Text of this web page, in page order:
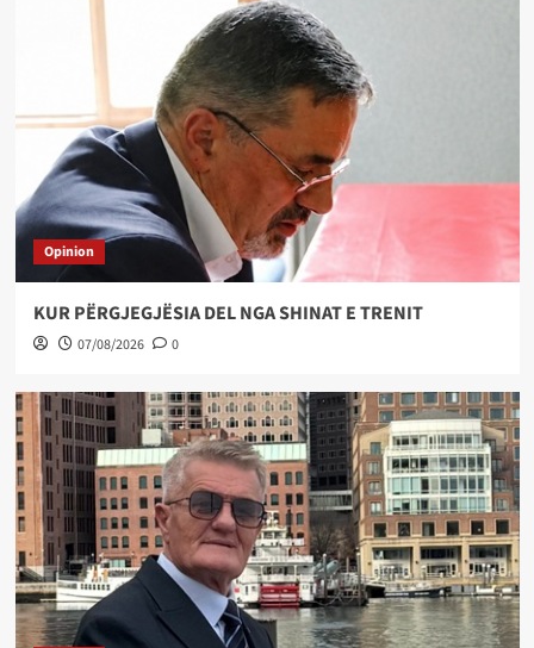
Opinion
KUR PËRGJEGJËSIA DEL NGA SHINAT E TRENIT
07/08/2026 0